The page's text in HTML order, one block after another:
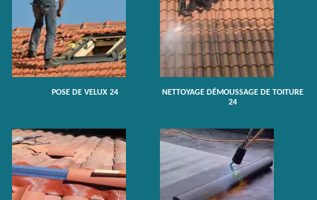
POSE DE VELUX 24
NETTOYAGE DÉMOUSSAGE DE TOITURE
24